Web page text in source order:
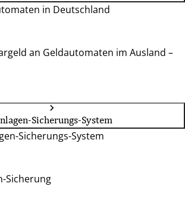
in Deutschland
an Geldautomaten im Ausland –
Sicherungs-System
Sicherungs-System
Sicherung